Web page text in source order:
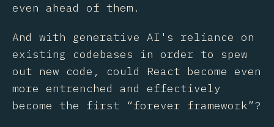
even ahead of them.
And with generative AI's reliance on
existing codebases in order to spew
out new code, could React become even
more entrenched and effectively
become the first “forever framework”?